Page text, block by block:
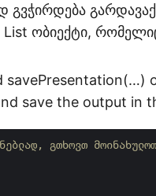
List ობიექტი,
savePresentation(…)
save the output in
გთხოვთ